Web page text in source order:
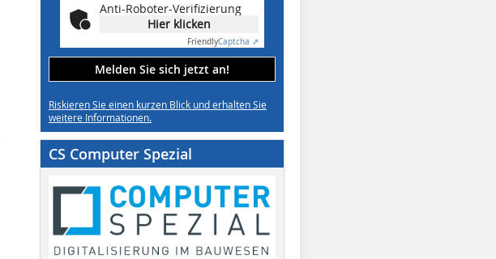
Anti-Roboter-Verifizierung
Hier klicken
FriendlyCaptcha ⇗
Melden Sie sich jetzt an!
Riskieren Sie einen kurzen Blick und erhalten Sie
weitere Informationen.
CS Computer Spezial